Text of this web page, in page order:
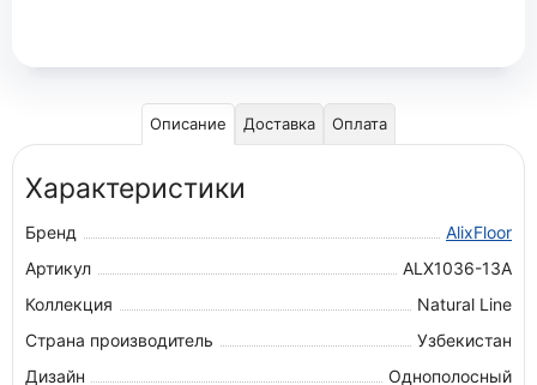
Описание Доставка Оплата
Характеристики
Бренд
AlixFloor
Артикул
ALX1036-13А
Коллекция
Natural Line
Страна производитель
Узбекистан
Дизайн
Однополосный